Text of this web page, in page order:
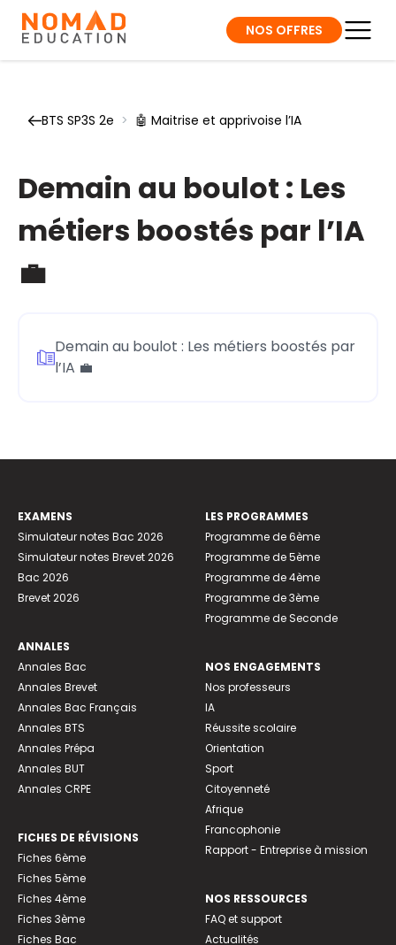
NOS OFFRES
BTS SP3S 2e > 🤖 Maitrise et apprivoise l’IA
Demain au boulot : Les
métiers boostés par l’IA
💼
Demain au boulot : Les métiers boostés par
l’IA 💼
EXAMENS
Simulateur notes Bac 2026
Simulateur notes Brevet 2026
Bac 2026
Brevet 2026
ANNALES
Annales Bac
Annales Brevet
Annales Bac Français
Annales BTS
Annales Prépa
Annales BUT
Annales CRPE
FICHES DE RÉVISIONS
Fiches 6ème
Fiches 5ème
Fiches 4ème
Fiches 3ème
Fiches Bac
LES PROGRAMMES
Programme de 6ème
Programme de 5ème
Programme de 4ème
Programme de 3ème
Programme de Seconde
NOS ENGAGEMENTS
Nos professeurs
IA
Réussite scolaire
Orientation
Sport
Citoyenneté
Afrique
Francophonie
Rapport - Entreprise à mission
NOS RESSOURCES
FAQ et support
Actualités